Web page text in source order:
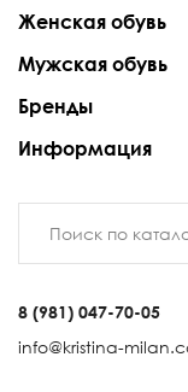
Женская обувь
Мужская обувь
Бренды
Информация
8 (981) 047-70-05
info@kristina-